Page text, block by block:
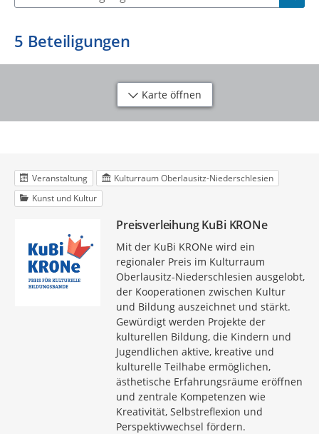
5 Beteiligungen
Karte öffnen
Veranstaltung
Kulturraum Oberlausitz-Niederschlesien
Kunst und Kultur
Preisverleihung KuBi KRONe
Mit der KuBi KRONe wird ein
regionaler Preis im Kulturraum
Oberlausitz-Niederschlesien ausgelobt,
der Kooperationen zwischen Kultur
und Bildung auszeichnet und stärkt.
Gewürdigt werden Projekte der
kulturellen Bildung, die Kindern und
Jugendlichen aktive, kreative und
kulturelle Teilhabe ermöglichen,
ästhetische Erfahrungsräume eröffnen
und zentrale Kompetenzen wie
Kreativität, Selbstreflexion und
Perspektivwechsel fördern.